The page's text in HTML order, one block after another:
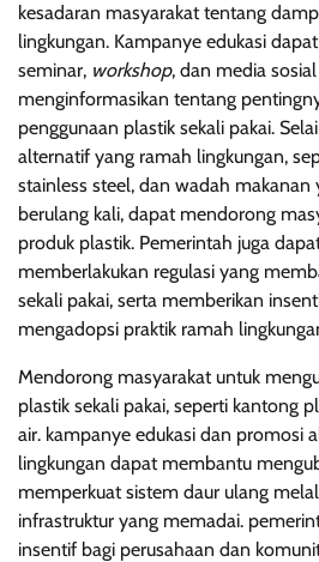
kesadaran masyarakat tentang
lingkungan. Kampanye edukasi
seminar, workshop, dan media
menginformasikan tentang
penggunaan plastik sekali pakai.
alternatif yang ramah lingkungan,
stainless steel, dan wadah makanan
berulang kali, dapat mendorong
produk plastik. Pemerintah juga
memberlakukan regulasi yang
sekali pakai, serta memberikan
mengadopsi praktik ramah
Mendorong masyarakat untuk
plastik sekali pakai, seperti kantong
air. kampanye edukasi dan promosi
lingkungan dapat membantu
memperkuat sistem daur ulang
infrastruktur yang memadai.
insentif bagi perusahaan dan